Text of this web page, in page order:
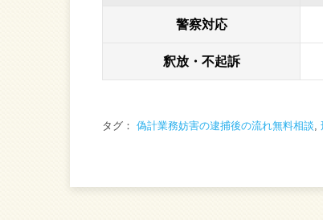
警察対応
釈放・不起訴
タグ： 偽計業務妨害の逮捕後の流れ無料相談